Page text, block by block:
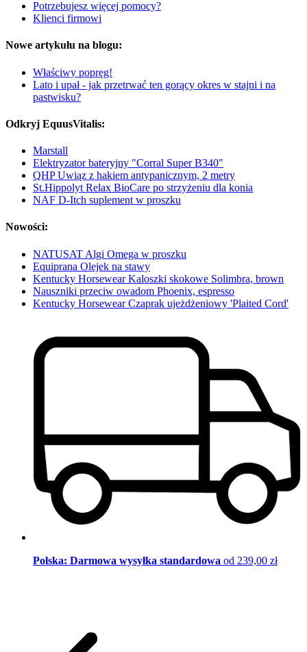
Potrzebujesz więcej pomocy?
Klienci firmowi
Nowe artykułu na blogu:
Właściwy popręg!
Lato i upał - jak przetrwać ten gorący okres w stajni i na
pastwisku?
Odkryj EquusVitalis:
Marstall
Elektryzator bateryjny "Corral Super B340"
QHP Uwiąz z hakiem antypanicznym, 2 metry
St.Hippolyt Relax BioCare po strzyżeniu dla konia
NAF D-Itch suplement w proszku
Nowości:
NATUSAT Algi Omega w proszku
Equiprana Olejek na stawy
Kentucky Horsewear Kaloszki skokowe Solimbra, brown
Nauszniki przeciw owadom Phoenix, espresso
Kentucky Horsewear Czaprak ujeżdżeniowy 'Plaited Cord'
Polska: Darmowa wysyłka standardowa od 239,00 zł